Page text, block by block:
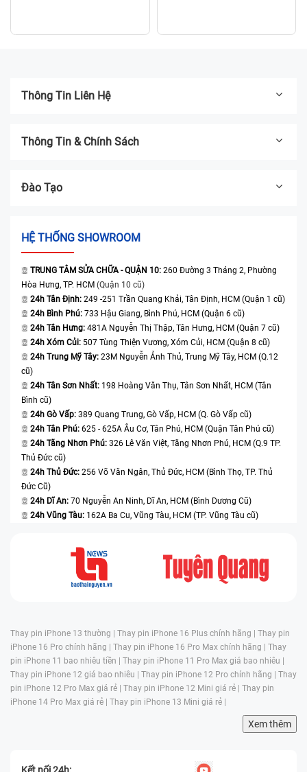
Thông Tin Liên Hệ
Thông Tin & Chính Sách
Đào Tạo
HỆ THỐNG SHOWROOM
TRUNG TÂM SỬA CHỮA - QUẬN 10: 260 Đường 3 Tháng 2, Phường
Hòa Hưng, TP. HCM (Quận 10 cũ)
24h Tân Định: 249 -251 Trần Quang Khải, Tân Định, HCM (Quận 1 cũ)
24h Bình Phú: 733 Hậu Giang, Bình Phú, HCM (Quận 6 cũ)
24h Tân Hưng: 481A Nguyễn Thị Thập, Tân Hưng, HCM (Quận 7 cũ)
24h Xóm Củi: 507 Tùng Thiện Vương, Xóm Củi, HCM (Quận 8 cũ)
24h Trung Mỹ Tây: 23M Nguyễn Ảnh Thủ, Trung Mỹ Tây, HCM (Q.12
cũ)
24h Tân Sơn Nhất: 198 Hoàng Văn Thụ, Tân Sơn Nhất, HCM (Tân
Bình cũ)
24h Gò Vấp: 389 Quang Trung, Gò Vấp, HCM (Q. Gò Vấp cũ)
24h Tân Phú: 625 - 625A Âu Cơ, Tân Phú, HCM (Quận Tân Phú cũ)
24h Tăng Nhơn Phú: 326 Lê Văn Việt, Tăng Nhơn Phú, HCM (Q.9 TP.
Thủ Đức cũ)
24h Thủ Đức: 256 Võ Văn Ngân, Thủ Đức, HCM (Bình Thọ, TP. Thủ
Đức Cũ)
24h Dĩ An: 70 Nguyễn An Ninh, Dĩ An, HCM (Bình Dương Cũ)
24h Vũng Tàu: 162A Ba Cu, Vũng Tàu, HCM (TP. Vũng Tàu cũ)
Thay pin iPhone 13 thường | Thay pin iPhone 16 Plus chính hãng | Thay pin
iPhone 16 Pro chính hãng | Thay pin iPhone 16 Pro Max chính hãng | Thay
pin iPhone 11 bao nhiêu tiền | Thay pin iPhone 11 Pro Max giá bao nhiêu |
Thay pin iPhone 12 giá bao nhiêu | Thay pin iPhone 12 Pro chính hãng | Thay
pin iPhone 12 Pro Max giá rẻ | Thay pin iPhone 12 Mini giá rẻ | Thay pin
iPhone 14 Pro Max giá rẻ | Thay pin iPhone 13 Mini giá rẻ |
Xem thêm